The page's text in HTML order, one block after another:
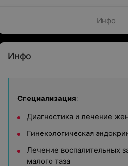
Инфо
Инфо
Специализация:
Диагностика и лечение
Гинекологическая
Лечение воспалительных
малого таза